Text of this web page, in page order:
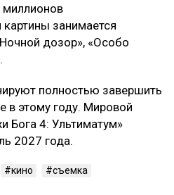
занимается
дозор», «Особо
полностью завершить
в этому году. Мировой
Бога 4: Ультиматум»
2027 года.
кино
съемка